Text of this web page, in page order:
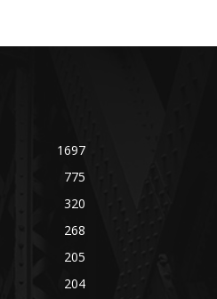
1697
775
320
268
205
204